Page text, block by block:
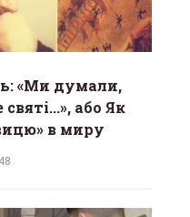
«Ми думали,
або Як
в миру